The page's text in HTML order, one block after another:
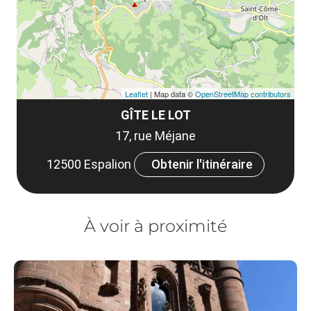
GÎTE LE LOT
17, rue Méjane
12500 Espalion
Obtenir l'itinéraire
Leaflet | Map data ©OpenStreetMap contributors
À voir à proximité